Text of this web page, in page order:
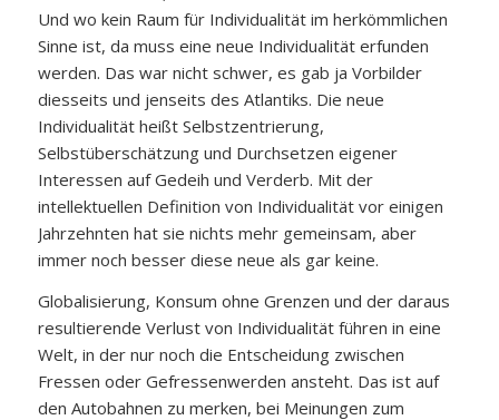
Und wo kein Raum für Individualität im herkömmlichen
Sinne ist, da muss eine neue Individualität erfunden
werden. Das war nicht schwer, es gab ja Vorbilder
diesseits und jenseits des Atlantiks. Die neue
Individualität heißt Selbstzentrierung,
Selbstüberschätzung und Durchsetzen eigener
Interessen auf Gedeih und Verderb. Mit der
intellektuellen Definition von Individualität vor einigen
Jahrzehnten hat sie nichts mehr gemeinsam, aber
immer noch besser diese neue als gar keine.
Globalisierung, Konsum ohne Grenzen und der daraus
resultierende Verlust von Individualität führen in eine
Welt, in der nur noch die Entscheidung zwischen
Fressen oder Gefressenwerden ansteht. Das ist auf
den Autobahnen zu merken, bei Meinungen zum